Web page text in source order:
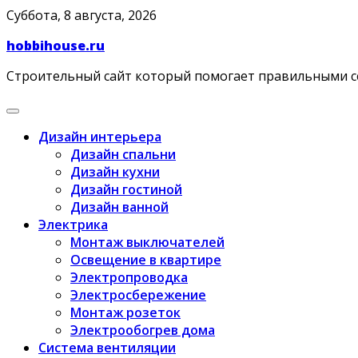
Skip
content
Суббота, 8 августа, 2026
hobbihouse.ru
Строительный сайт который помогает правильными
Дизайн интерьера
Дизайн спальни
Дизайн кухни
Дизайн гостиной
Дизайн ванной
Электрика
Монтаж выключателей
Освещение в квартире
Электропроводка
Электросбережение
Монтаж розеток
Электрообогрев дома
Система вентиляции